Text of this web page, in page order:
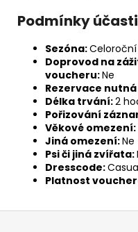
Podmínky účasti
Sezóna:Celoroční
Doprovod na
voucheru:Ne
Rezervace
Délka trvání:2
Pořizování
Věkové omezení:
Jiná omezení:Ne
Psi či jiná zvířata:
Dresscode:
Platnost
Z